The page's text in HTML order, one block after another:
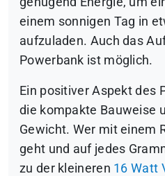
einem sonnigen Tag in
aufzuladen. Auch das
Powerbank ist möglich.
Ein positiver Aspekt des
die kompakte Bauweise
Gewicht. Wer mit einem
geht und auf jedes
zu der kleineren 16 Watt